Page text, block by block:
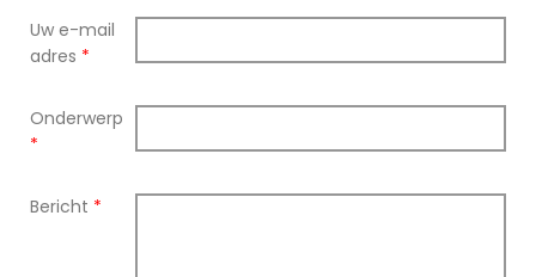
Uw e-mail
adres *
Onderwerp
*
Bericht *